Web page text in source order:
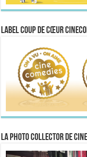
Label Coup de Cœur
La Photo collector de